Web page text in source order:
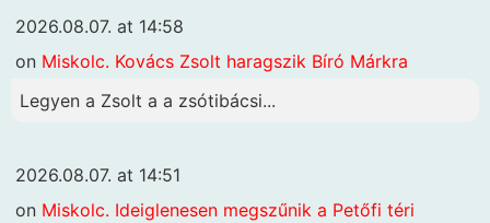
2026.08.07. at 14:58
on Miskolc. Kovács Zsolt haragszik Bíró Márkra
Legyen a Zsolt a a zsótibácsi...
2026.08.07. at 14:51
on Miskolc. Ideiglenesen megszűnik a Petőfi téri